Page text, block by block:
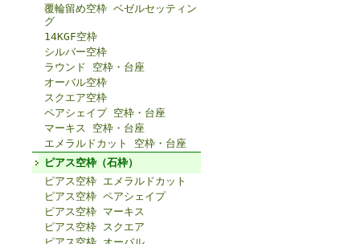
覆輪留め空枠 ベゼルセッティン
グ
14KGF空枠
シルバー空枠
ラウンド 空枠・台座
オーバル空枠
スクエア空枠
ペアシェイプ 空枠・台座
マーキス 空枠・台座
エメラルドカット 空枠・台座
ピアス空枠（石枠）
ピアス空枠 エメラルドカット
ピアス空枠 ペアシェイプ
ピアス空枠 マーキス
ピアス空枠 スクエア